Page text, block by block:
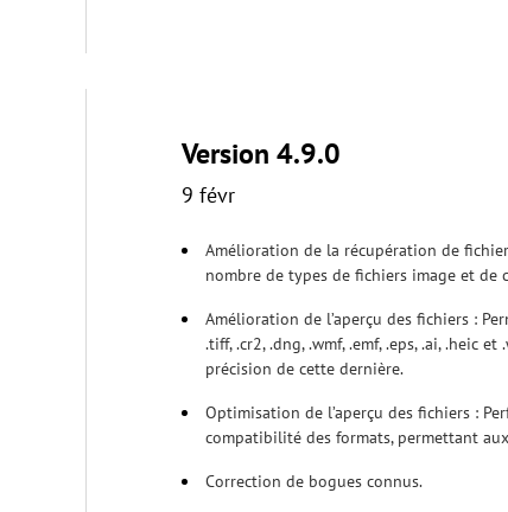
Version 4.9.0
9 févr
Amélioration de la récupération de
nombre de types de fichiers image et de
Amélioration de l’aperçu des fichiers :
.tiff, .cr2, .dng, .wmf, .emf, .eps, .ai, .heic
précision de cette dernière.
Optimisation de l’aperçu des fichiers :
compatibilité des formats, permettant
Correction de bogues connus.